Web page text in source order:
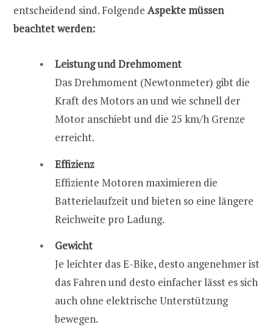
entscheidend sind. Folgende Aspekte müssen
beachtet werden:
Leistung und Drehmoment
Das Drehmoment (Newtonmeter) gibt die
Kraft des Motors an und wie schnell der
Motor anschiebt und die 25 km/h Grenze
erreicht.
Effizienz
Effiziente Motoren maximieren die
Batterielaufzeit und bieten so eine längere
Reichweite pro Ladung.
Gewicht
Je leichter das E-Bike, desto angenehmer ist
das Fahren und desto einfacher lässt es sich
auch ohne elektrische Unterstützung
bewegen.